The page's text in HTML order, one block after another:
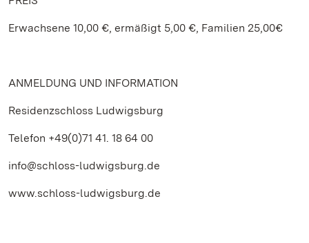
Erwachsene 10,00 €, ermäßigt 5,00 €, Familien 25,00€
ANMELDUNG UND INFORMATION
Residenzschloss Ludwigsburg
Telefon +49(0)71 41. 18 64 00
info@schloss-ludwigsburg.de
www.schloss-ludwigsburg.de